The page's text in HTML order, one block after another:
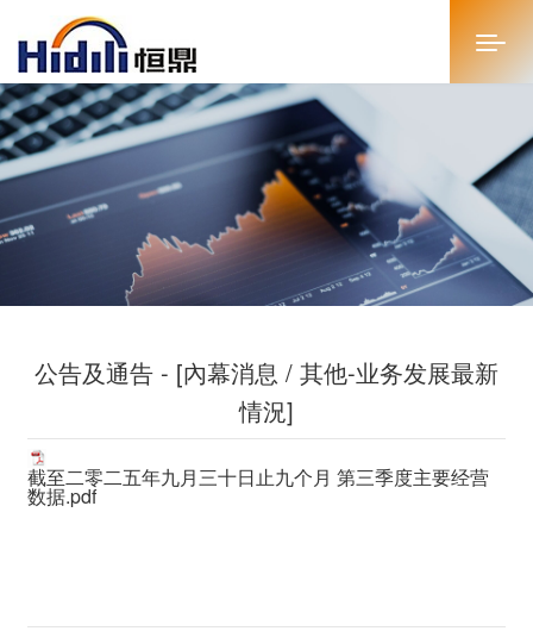
首页
关于恒鼎
新闻中心
恒鼎文化
商务合作
人才招聘
公告及通告 - [內幕消息 / 其他-业务发展最新
情況]
截至二零二五年九月三十日止九个月 第三季度主要经营
数据.pdf